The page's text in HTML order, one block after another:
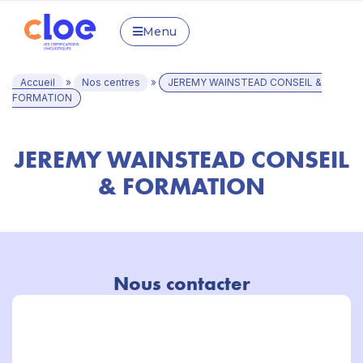
Menu
Accueil » Nos centres »
JEREMY WAINSTEAD CONSEIL &
FORMATION
JEREMY WAINSTEAD CONSEIL
& FORMATION
Nous contacter